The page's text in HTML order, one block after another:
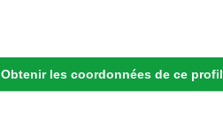
Obtenir les coordonnées de ce profil